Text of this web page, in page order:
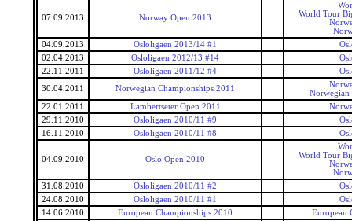
07.09.2013 Norway Open 2013
World Tour
04.09.2013
Osloligaen 2013/14 #1
02.04.2013
Osloligaen 2012/13 #14
22.11.2011
Osloligaen 2011/12 #4
30.04.2011
Norwegian Championships 2011
Norwegian
22.01.2011
Lambertseter Open 2011
29.11.2010
Osloligaen 2010/11 #9
16.11.2010
Osloligaen 2010/11 #8
04.09.2010 Oslo Open 2010
World Tour
31.08.2010
Osloligaen 2010/11 #2
24.08.2010
Osloligaen 2010/11 #1
14.06.2010
European Championships 2010
European